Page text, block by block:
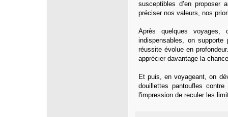
susceptibles d’en
préciser nos valeurs, nos
Après quelques
indispensables, on
réussite évolue en
apprécier davantage la
Et puis, en voyageant, on
douillettes pantoufles
l'impression de reculer les